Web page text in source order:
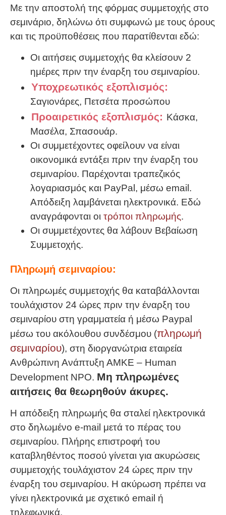
Με την αποστολή της φόρμας συμμετοχής στο
σεμινάριο, δηλώνω ότι συμφωνώ με τους όρους
και τις προϋποθέσεις που παρατίθενται εδώ:
Οι αιτήσεις συμμετοχής θα κλείσουν 2
ημέρες πριν την έναρξη του σεμιναρίου.
Υποχρεωτικός εξοπλισμός:
Σαγιονάρες, Πετσέτα προσώπου
Προαιρετικός εξοπλισμός: Κάσκα,
Μασέλα, Σπασουάρ.
Οι συμμετέχοντες οφείλουν να είναι
οικονομικά εντάξει πριν την έναρξη του
σεμιναρίου. Παρέχονται τραπεζικός
λογαριασμός και PayPal, μέσω email.
Απόδειξη λαμβάνεται ηλεκτρονικά. Εδώ
αναγράφονται οι τρόποι πληρωμής.
Οι συμμετέχοντες θα λάβουν Βεβαίωση
Συμμετοχής.
Πληρωμή σεμιναρίου:
Οι πληρωμές συμμετοχής θα καταβάλλονται
τουλάχιστον 24 ώρες πριν την έναρξη του
σεμιναρίου στη γραμματεία ή μέσω Paypal
μέσω του ακόλουθου συνδέσμου (πληρωμή
σεμιναρίου), στη διοργανώτρια εταιρεία
Ανθρώπινη Ανάπτυξη ΑΜΚΕ – Human
Development NPO. Μη πληρωμένες
αιτήσεις θα θεωρηθούν άκυρες.
Η απόδειξη πληρωμής θα σταλεί ηλεκτρονικά
στο δηλωμένο e-mail μετά το πέρας του
σεμιναρίου. Πλήρης επιστροφή του
καταβληθέντος ποσού γίνεται για ακυρώσεις
συμμετοχής τουλάχιστον 24 ώρες πριν την
έναρξη του σεμιναρίου. Η ακύρωση πρέπει να
γίνει ηλεκτρονικά με σχετικό email ή
τηλεφωνικά.